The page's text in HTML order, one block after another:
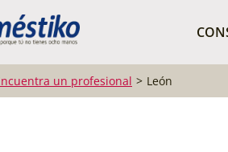
un profesional León